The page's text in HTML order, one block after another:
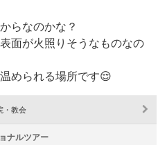
らなのかな？
面が火照りそうなものなの
められる場所です😌
・教会
ナルツアー